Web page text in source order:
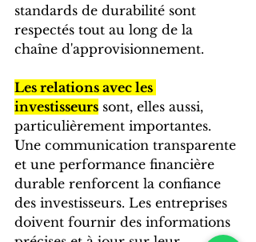
standards de durabilité sont
respectés tout au long de la
chaîne d'approvisionnement.
Les relations avec les
investisseurs sont, elles aussi,
particulièrement importantes.
Une communication transparente
et une performance financière
durable renforcent la confiance
des investisseurs. Les entreprises
doivent fournir des informations